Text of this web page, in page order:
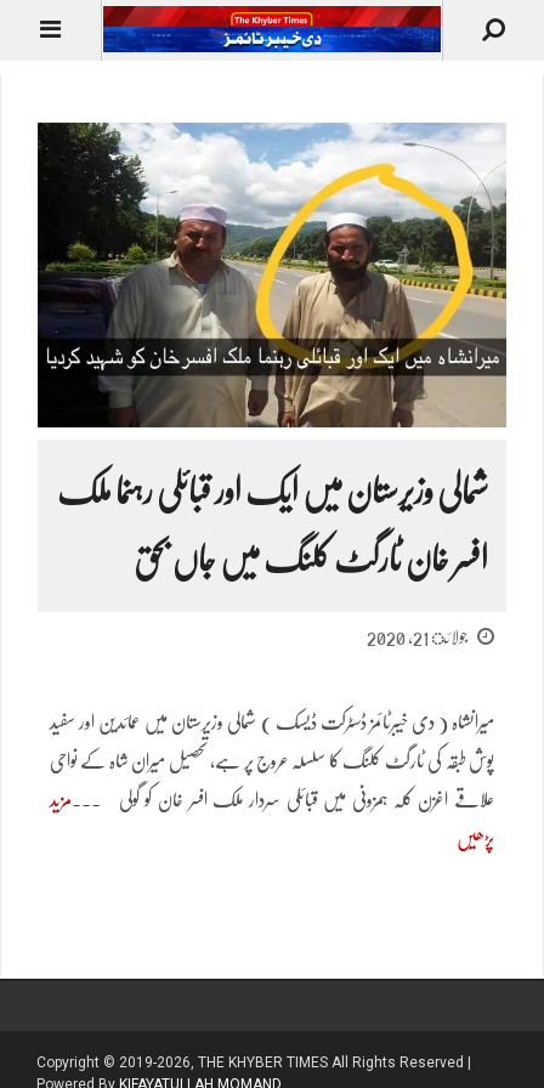
شمالی وزیرستان میں ایک اور قبائلی رہنما ملک
افسر خان ٹارگٹ کلنگ میں جاں بحق
جولائ 21, 2020
میرانشاہ ( دی خیبرٹائمز ڈسٹرکت ڈیسک ) شمالی وزیرستان میں عمائدین اور سفید
پوش طبقہ کی ٹارگٹ کلنگ کا سلسلہ عروج پر ہے، تحصیل میران شاہ کے نواحی
علاقے اغزن کلہ ہمزونی میں قبائلی سردار ملک افسر خان کو گولی مزید
پڑھیں
Copyright © 2019-2026, THE KHYBER TIMES All Rights Reserved |
Powered By KIFAYATULLAH MOMAND